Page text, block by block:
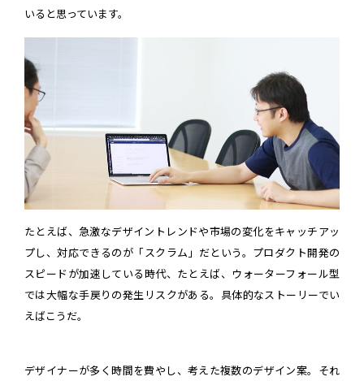
いると思っています。
たとえば、急激なデザイントレンドや市場の変化をキャッチアッ
プし、対応できるのが「スクラム」だという。プロダクト開発の
スピードが加速している時代、たとえば、ウォーターフォール型
では大幅な手戻りの発生リスクがある。具体的なストーリーでい
えばこうだ。
デザイナーが多く時間を費やし、考えた複数のデザイン案。それ